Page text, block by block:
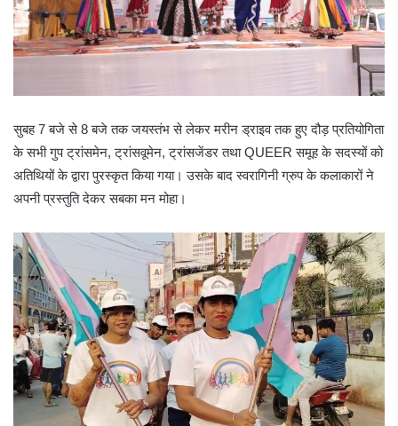
सुबह 7 बजे से 8 बजे तक जयस्तंभ से लेकर मरीन ड्राइव तक हुए दौड़ प्रतियोगिता
के सभी गुप ट्रांसमेन, ट्रांसवूमेन, ट्रांसजेंडर तथा QUEER समूह के सदस्यों को
अतिथियों के द्वारा पुरस्कृत किया गया। उसके बाद स्वरागिनी ग्रुप के कलाकारों ने
अपनी प्रस्तुति देकर सबका मन मोहा।